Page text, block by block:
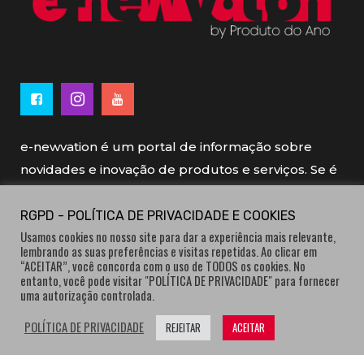
e-newvation é um portal de informação sobre
novidades e inovação de produtos e serviços. Se é
e-newvation tem o patrocínio do “Produto do
Ano”, o prémio de inovação atribuído por
consumidores.
RGPD - POLÍTICA DE PRIVACIDADE E COOKIES
Usamos cookies no nosso site para dar a experiência mais relevante,
lembrando as suas preferências e visitas repetidas. Ao clicar em
“ACEITAR”, você concorda com o uso de TODOS os cookies. No
entanto, você pode visitar "POLÍTICA DE PRIVACIDADE" para fornecer
uma autorização controlada.
POLÍTICA DE PRIVACIDADE
REJEITAR ACEITAR